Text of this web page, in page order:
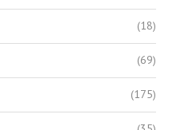
(18)
(69)
(175)